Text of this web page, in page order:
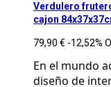
Verdulero
cajon
79,90 € -12,52%
En el mundo